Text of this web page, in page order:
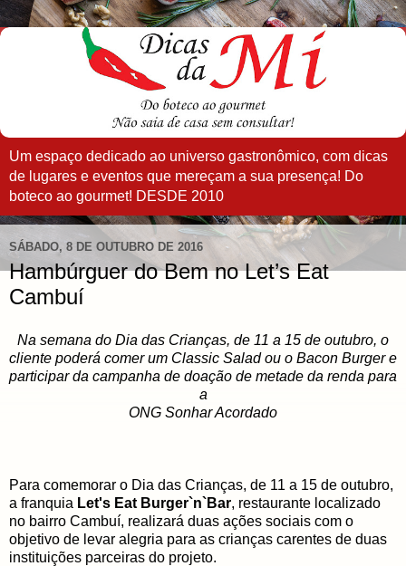
Um espaço dedicado ao universo gastronômico, com dicas
de lugares e eventos que mereçam a sua presença! Do
boteco ao gourmet! DESDE 2010
SÁBADO, 8 DE OUTUBRO DE 2016
Hambúrguer do Bem no Let’s Eat
Cambuí
Na semana do Dia das Crianças, de 11 a 15 de outubro, o
cliente poderá comer um Classic Salad ou o Bacon Burger e
participar da campanha de doação de metade da renda para
a
ONG Sonhar Acordado
Para comemorar o Dia das Crianças, de 11 a 15 de outubro,
a franquia Let's Eat Burger`n`Bar, restaurante localizado
no bairro Cambuí, realizará duas ações sociais com o
objetivo de levar alegria para as crianças carentes de duas
instituições parceiras do projeto.